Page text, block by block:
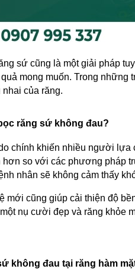
sứ cũng là một giải pháp
mong muốn. Trong
của răng.
răng sứ không đau?
chính khiến nhiều người
so với các phương pháp
nhân sẽ không cảm thấy
mới cũng giúp cải thiện độ
nụ cười đẹp và răng khỏe
không đau tại răng hàm